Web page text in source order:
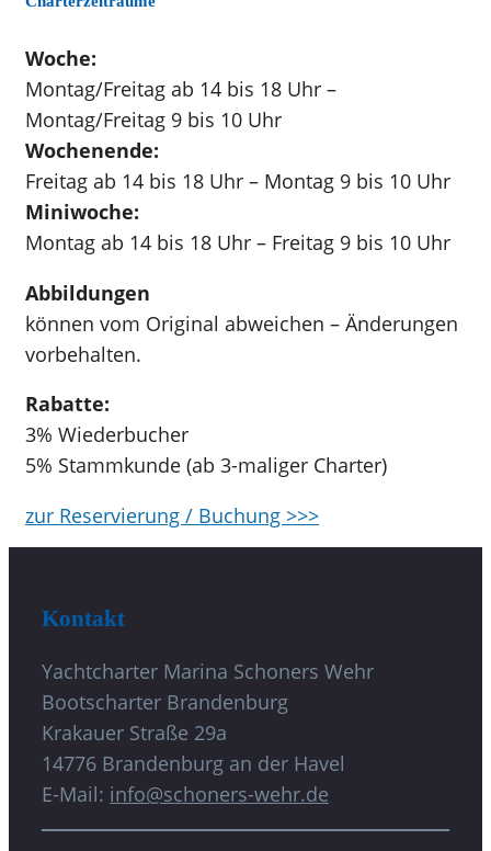
Woche:
Montag/Freitag ab 14 bis 18 Uhr –
Montag/Freitag 9 bis 10 Uhr
Wochenende:
Freitag ab 14 bis 18 Uhr – Montag 9 bis 10 Uhr
Miniwoche:
Montag ab 14 bis 18 Uhr – Freitag 9 bis 10 Uhr
Abbildungen
können vom Original abweichen – Änderungen
vorbehalten.
Rabatte:
3% Wiederbucher
5% Stammkunde (ab 3-maliger Charter)
zur Reservierung / Buchung >>>
Kontakt
Yachtcharter Marina Schoners Wehr
Bootscharter Brandenburg
Krakauer Straße 29a
14776 Brandenburg an der Havel
E-Mail: info@schoners-wehr.de